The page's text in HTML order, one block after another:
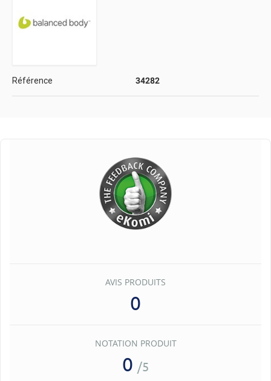
Référence 34282
AVIS PRODUITS
0
NOTATION PRODUIT
0 /5